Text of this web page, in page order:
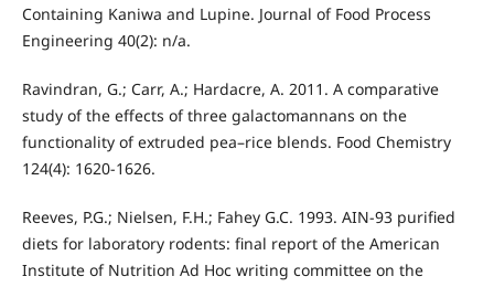
Containing Kaniwa and Lupine. Journal of Food Process
Engineering 40(2): n/a.
Ravindran, G.; Carr, A.; Hardacre, A. 2011. A comparative
study of the effects of three galactomannans on the
functionality of extruded pea–rice blends. Food Chemistry
124(4): 1620-1626.
Reeves, P.G.; Nielsen, F.H.; Fahey G.C. 1993. AIN-93 purified
diets for laboratory rodents: final report of the American
Institute of Nutrition Ad Hoc writing committee on the